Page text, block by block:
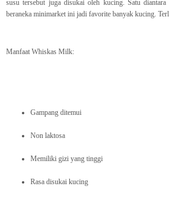
susu tersebut juga disukai oleh kucing. Satu
beraneka minimarket ini jadi favorite banyak kucing.
Manfaat Whiskas Milk:
Gampang ditemui
Non laktosa
Memiliki gizi yang tinggi
Rasa disukai kucing